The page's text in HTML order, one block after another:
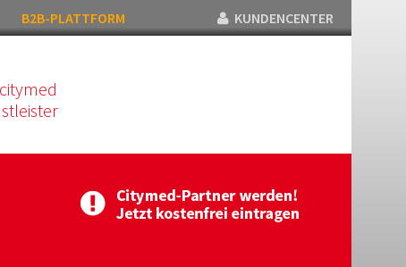
B2B-PLATTFORM KUNDENCENTER